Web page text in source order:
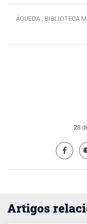
28
ÁGUEDA , BIBLIOTECA
Artigos